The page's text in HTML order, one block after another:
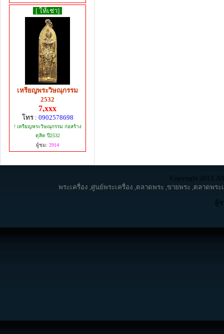
[ ให้เช่า]
เหรียญพระวิษณุกรรม
2532
7,xxx
โทร : 0902578698
! เหรียญพระวิษณุกรรม ก่อสร้าง
ดุสิต ปี2532
ผู้ชม: 2914
Copyright 2013,
พระเครื่อง ,ศูนย์พระเครื่อง ,ตลาดพระ ,ขายพระ ,ตลาดพระ
ผู้